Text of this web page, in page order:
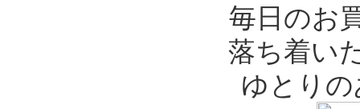
毎日のお
落ち着い
ゆとり